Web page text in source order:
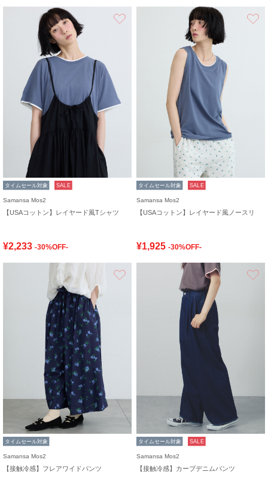
タイムセール対象 SALE
Samansa Mos2
【USAコットン】レイヤード風Tシャツ
¥2,233 -30%OFF-
タイムセール対象 SALE
Samansa Mos2
【USAコットン】レイヤード風ノースリ
¥1,925 -30%OFF-
タイムセール対象
Samansa Mos2
【接触冷感】フレアワイドパンツ
タイムセール対象 SALE
Samansa Mos2
【接触冷感】カーブデニムパンツ